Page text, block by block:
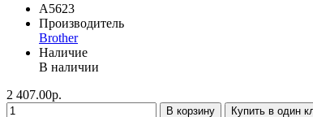
A5623
Производитель
Brother
Наличие
В наличии
2 407.00р.
В корзину
Купить в один